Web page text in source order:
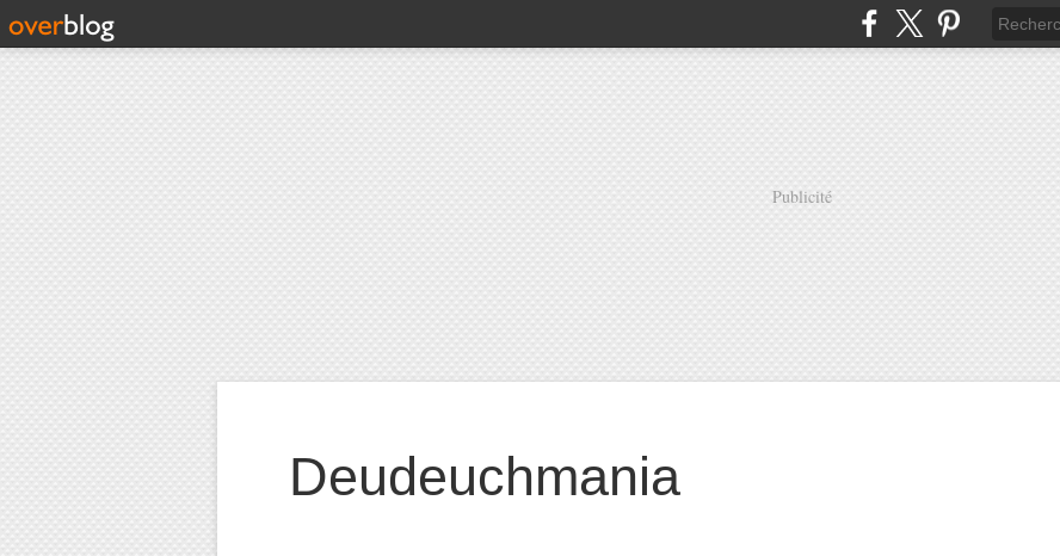
Publicité
Deudeuchmania